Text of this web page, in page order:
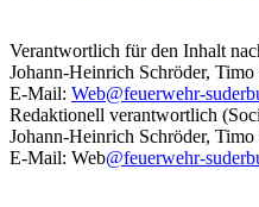
Verantwortlich für den Inhalt
Johann-Heinrich Schröder,
E-Mail: Web@feuerwehr-
Redaktionell verantwortlich
Johann-Heinrich Schröder,
E-Mail: Web@feuerwehr-